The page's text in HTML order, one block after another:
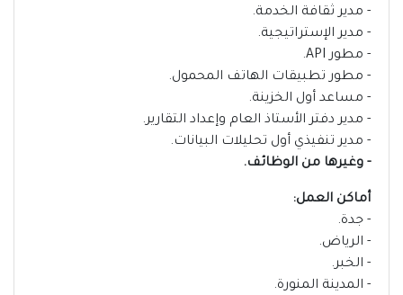
- مدير ثقافة الخدمة.
- مدير الإستراتيجية.
- مطور API.
- مطور تطبيقات الهاتف المحمول.
- مساعد أول الخزينة.
- مدير دفتر الأستاذ العام وإعداد التقارير.
- مدير تنفيذي أول تحليلات البيانات.
- وغيرها من الوظائف.
أماكن العمل:
- جدة.
- الرياض.
- الخبر.
- المدينة المنورة.